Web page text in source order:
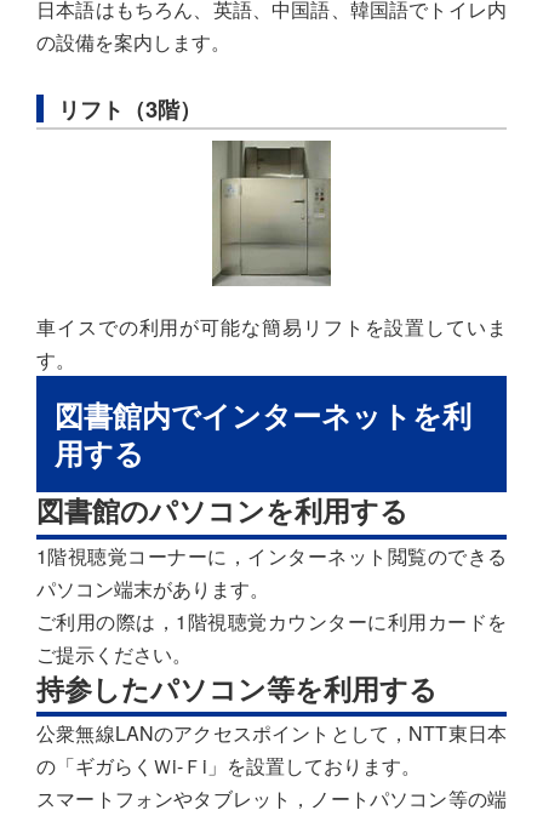
日本語はもちろん、英語、中国語、韓国語でトイレ内
の設備を案内します。
リフト（3階）
車イスでの利用が可能な簡易リフトを設置していま
す。
図書館内でインターネットを利
用する
図書館のパソコンを利用する
1階視聴覚コーナーに，インターネット閲覧のできる
パソコン端末があります。
ご利用の際は，1階視聴覚カウンターに利用カードを
ご提示ください。
持参したパソコン等を利用する
公衆無線LANのアクセスポイントとして，NTT東日本
の「ギガらくＷi-Ｆi」を設置しております。
スマートフォンやタブレット，ノートパソコン等の端